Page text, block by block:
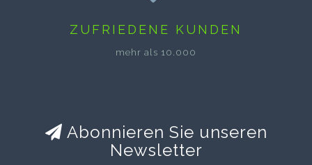
ZUFRIEDENE KUNDEN
mehr als 10.000
Abonnieren Sie unseren
Newsletter